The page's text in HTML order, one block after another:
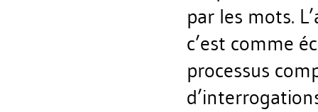
par les mots.
c’est comme
processus